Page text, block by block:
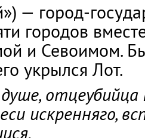
— город-
городов
и Севоимом.
укрылся Лот.
искренняго,